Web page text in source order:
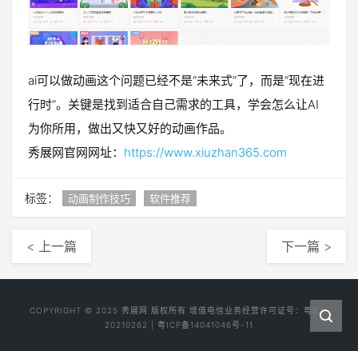
ai可以做动画这个问题已经不是“未来式”了，而是“现在进
行时”。关键是找到适合自己需求的工具，学会怎么让AI
为你所用，做出又快又好的动画作品。
秀展网官网网址： https://www.xiuzhan365.com
标签： 动画制作技巧 软件推荐
< 上一篇 下一篇 >
COPYRIGHT © 2025 秀展网 版权所有 增值电信业务经营许可证号： 粤B2-
20210262
粤ICP备14041046号-11